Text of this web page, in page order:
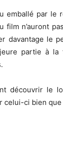
emballé par le
film n’auront
davantage le
partie à la
découvrir le
celui-ci bien